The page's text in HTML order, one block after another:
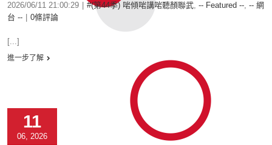
2026/06/11 21:00:29 #(第44季) 啱傾啱講啱聽顏聯武, -- Featured --, -- 網
台 --
0條評論
[...]
進一步了解
11
06, 2026